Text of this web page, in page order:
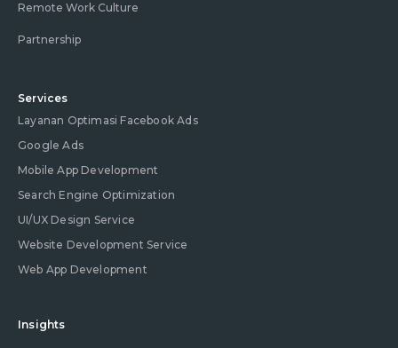
Remote Work Culture
Partnership
Services
Layanan Optimasi Facebook Ads
Google Ads
Mobile App Development
Search Engine Optimization
UI/UX Design Service
Website Development Service
Web App Development
Insights